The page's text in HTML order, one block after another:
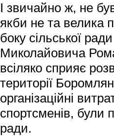
І звичайно ж, не
якби не та велика
боку сільської
Миколайовича
всіляко сприяє
території
організаційні
спортсменів, були
ради.